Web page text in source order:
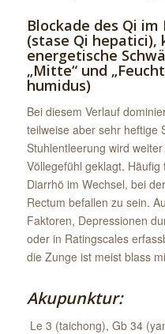
Blockade des Qi
(stase Qi
energetische
„Mitte“ und
humidus)
Bei diesem Verlauf
teilweise aber sehr heftige
Stuhlentleerung wird
Völlegefühl geklagt.
Diarrhö im Wechsel, bei
Rectum befallen zu sein.
Faktoren, Depressionen
oder in Ratingscales
die Zunge ist meist blass
Akupunktur:
Le 3 (taichong), Gb 34